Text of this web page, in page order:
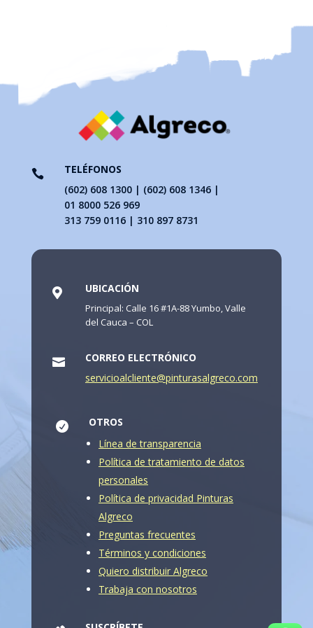

TELÉFONOS
(602) 608 1300 | (602) 608 1346 |
01 8000 526 969
313 759 0116 | 310 897 8731
 UBICACIÓN
Principal: Calle 16 #1A-88 Yumbo, Valle
del Cauca – COL

CORREO ELECTRÓNICO
servicioalcliente@pinturasalgreco.com

OTROS
Línea de transparencia
Política de tratamiento de datos
personales
Política de privacidad Pinturas
Algreco
Preguntas frecuentes
Términos y condiciones
Quiero distribuir Algreco
Trabaja con nosotros